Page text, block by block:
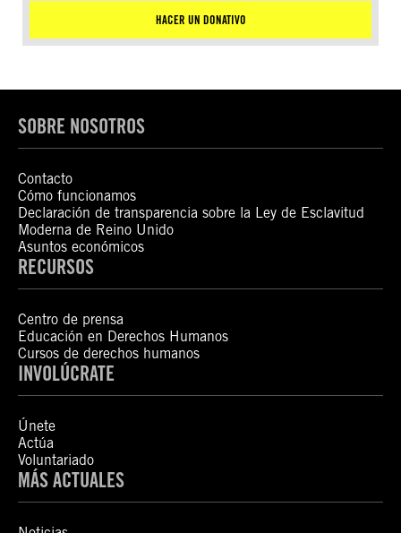
HACER UN DONATIVO
SOBRE NOSOTROS
Contacto
Cómo funcionamos
Declaración de transparencia sobre la Ley de Esclavitud
Moderna de Reino Unido
Asuntos económicos
RECURSOS
Centro de prensa
Educación en Derechos Humanos
Cursos de derechos humanos
INVOLÚCRATE
Únete
Actúa
Voluntariado
MÁS ACTUALES